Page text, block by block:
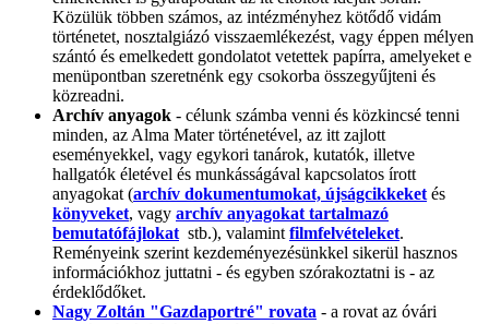
Közülük többen számos, az intézményhez kötődő vidám
történetet, nosztalgiázó visszaemlékezést, vagy éppen mélyen
szántó és emelkedett gondolatot vetettek papírra, amelyeket e
menüpontban szeretnénk egy csokorba összegyűjteni és
közreadni.
Archív anyagok - célunk számba venni és közkincsé tenni
minden, az Alma Mater történetével, az itt zajlott
eseményekkel, vagy egykori tanárok, kutatók, illetve
hallgatók életével és munkásságával kapcsolatos írott
anyagokat (archív dokumentumokat, újságcikkeket és
könyveket, vagy archív anyagokat tartalmazó
bemutatófájlokat stb.), valamint filmfelvételeket.
Reményeink szerint kezdeményezésünkkel sikerül hasznos
információkhoz juttatni - és egyben szórakoztatni is - az
érdeklődőket.
Nagy Zoltán "Gazdaportré" rovata - a rovat az óvári